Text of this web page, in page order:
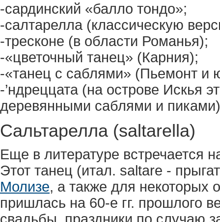
-сардинский «балло тондо»;
-салтарелла (классическую
-тресконе (в области Романья);
-«цветочный танец» (Карния);
-«танец с саблями» (Пьемонт и
-’ндреццата (на острове Искья
деревянными саблями и
Сальтарелла (saltarella)
Еще в литературе встречается
Этот танец (итал. saltare -
Молизе, а также для некоторых
пришлась на 60-е гг. прошлого